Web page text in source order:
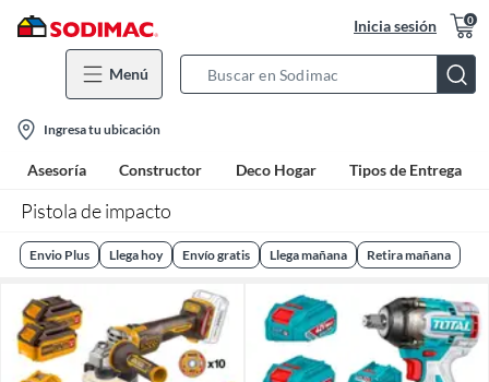
Inicia sesión 0
Menú
Bar
location-
icon
Ingresa tu ubicación
Asesoría Constructor Deco Hogar Tipos de Entrega
Pistola de impacto
Envio Plus Llega hoy Envío gratis Llega mañana Retira mañana